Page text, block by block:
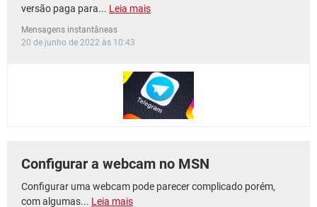
versão paga para... Leia mais
Mensagens instantâneas
20 de junho de 2022 às 10:43
Configurar a webcam no MSN
Configurar uma webcam pode parecer complicado porém,
com algumas... Leia mais